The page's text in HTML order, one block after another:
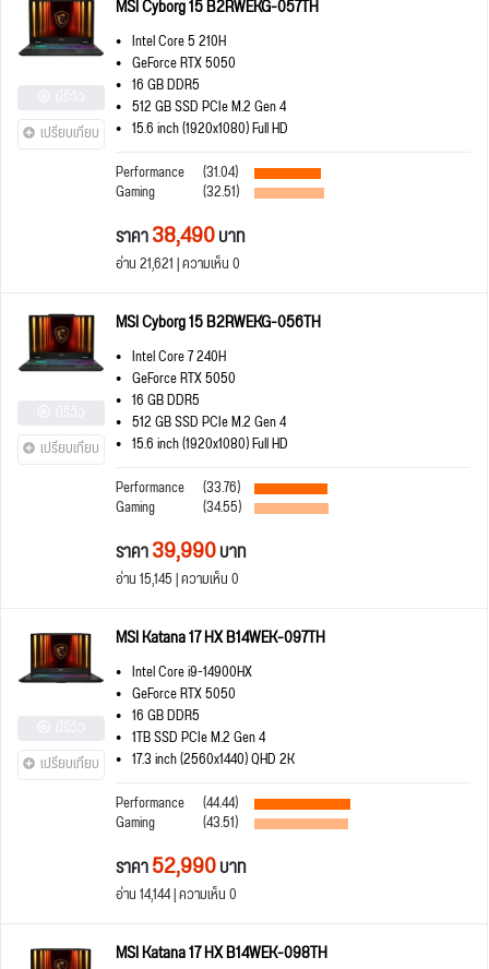
เปรียบเทียบ
MSI Cyborg 15 B2RWEKG-057TH
Intel Core 5 210H
GeForce RTX 5050
16 GB DDR5
512 GB SSD PCIe M.2 Gen 4
15.6 inch (1920x1080) Full HD
Performance
(31.04)
Gaming (32.51)
ราคา38,490บาท
อ่าน 21,621 | ความเห็น 0
เปรียบเทียบ
MSI Cyborg 15 B2RWEKG-056TH
Intel Core 7 240H
GeForce RTX 5050
16 GB DDR5
512 GB SSD PCIe M.2 Gen 4
15.6 inch (1920x1080) Full HD
Performance
(33.76)
Gaming (34.55)
ราคา39,990บาท
อ่าน 15,145 | ความเห็น 0
เปรียบเทียบ
MSI Katana 17 HX B14WEK-097TH
Intel Core i9-14900HX
GeForce RTX 5050
16 GB DDR5
1TB SSD PCIe M.2 Gen 4
17.3 inch (2560x1440) QHD 2K
Performance
(44.44)
Gaming (43.51)
ราคา52,990บาท
อ่าน 14,144 | ความเห็น 0
MSI Katana 17 HX B14WEK-098TH